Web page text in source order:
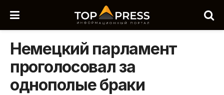
Немецкий парламент
проголосовал за
однополые браки